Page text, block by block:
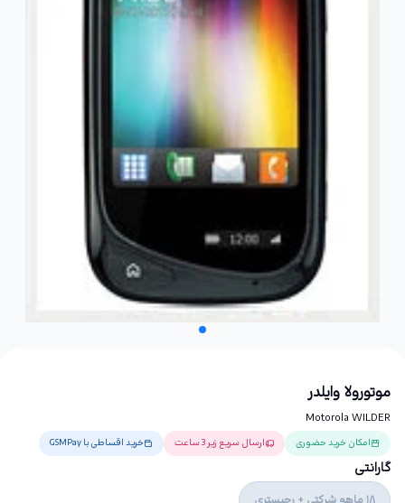
موتورولا وایلدر
Motorola WILDER
امکان خرید حضوری ارسال سریع زیر 3 ساعت خرید اقساطی با GSMPay
گارانتی